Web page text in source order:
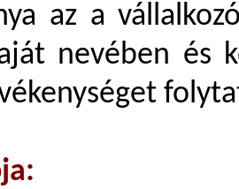
az a
nevében és